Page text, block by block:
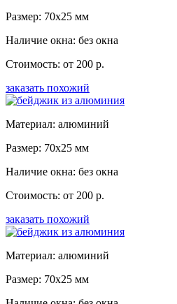
Размер: 70x25 мм
Наличие окна: без окна
Стоимость: от 200 р.
заказать похожий
Материал: алюминий
Размер: 70x25 мм
Наличие окна: без окна
Стоимость: от 200 р.
заказать похожий
Материал: алюминий
Размер: 70x25 мм